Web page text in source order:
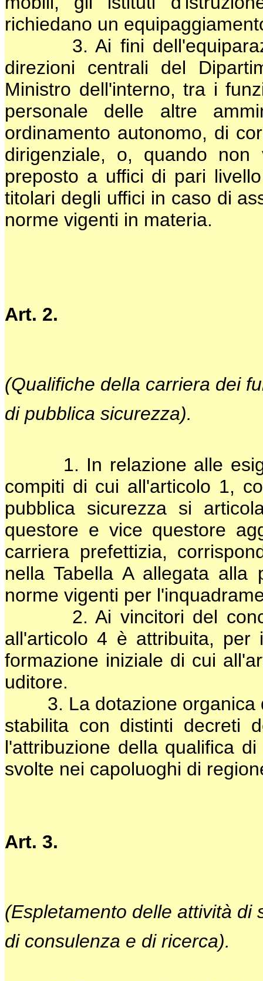
richiedano un
3. Ai fini
direzioni centrali del
Ministro dell'interno, tra i
personale delle altre
ordinamento autonomo, di
dirigenziale, o, quando
preposto a uffici di pari
titolari degli uffici in caso di
norme vigenti in materia.
Art. 2.
(Qualifiche della carriera dei
di pubblica sicurezza).
1. In relazione alle
compiti di cui all'articolo 1,
pubblica sicurezza si
questore e vice questore
carriera prefettizia,
nella Tabella A allegata
norme vigenti per
2. Ai vincitori del
all'articolo 4 è attribuita,
formazione iniziale di cui
uditore.
3. La dotazione organica
stabilita con distinti decreti
l'attribuzione della qualifica
svolte nei capoluoghi di
Art. 3.
(Espletamento delle attività di
di consulenza e di ricerca).